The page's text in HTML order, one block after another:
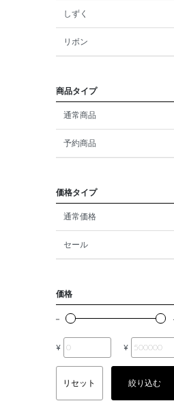
エメラルド
パール
ムーンストーン
トルマリン
オパール
しずく
リボン
商品タイプ
通常商品
予約商品
価格タイプ
通常価格
セール
価格
¥ ¥
リセット 絞り込む